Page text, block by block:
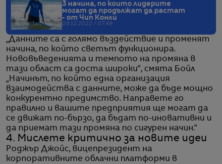
3 начина, по които лидерите
могат да продължат да растат
- от Чип Конли
09.12.2022 / 07:49
„Данните са с голямо въздействие и променят
начина, по който светът функционира.
Нововъведенията и темпото на промяна в
тази област са доста широки“, смята Бойл
„Начинът, по който една организация
взаимодейства с данните, може да бъде мощно
конкурентно предимство. Направете го
правилно и вашите предприятия ще могат да
се движат по-бързо, да бъдат по-иновативни и
да приемат тази промяна по сигурен начин.“
4. Мислете критично за новите идеи
Роджър Джойс, вицепрезидент на
корпоративните облачни платформи в